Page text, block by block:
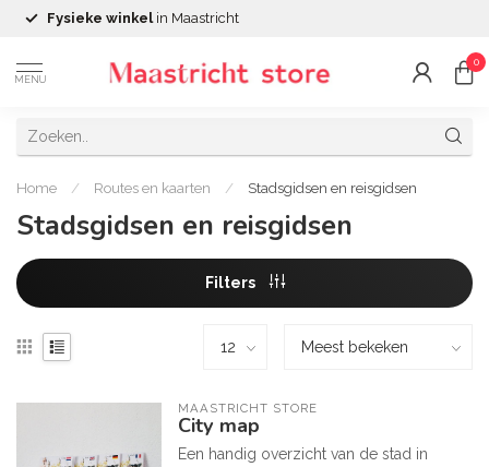
Fysieke winkel in Maastricht
MENU
0
Home / Routes en kaarten / Stadsgidsen en reisgidsen
Stadsgidsen en reisgidsen
Filters
MAASTRICHT STORE
City map
Een handig overzicht van de stad in